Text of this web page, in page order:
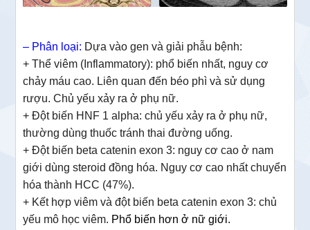
– Phân loại: Dựa vào gen và giải phẫu bệnh:
+ Thể viêm (Inflammatory): phổ biến nhất, nguy cơ
chảy máu cao. Liên quan đến béo phì và sử dụng
rượu. Chủ yếu xảy ra ở phụ nữ.
+ Đột biến HNF 1 alpha: chủ yếu xảy ra ở phụ nữ,
thường dùng thuốc tránh thai đường uống.
+ Đột biến beta catenin exon 3: nguy cơ cao ở nam
giới dùng steroid đồng hóa. Nguy cơ cao nhất chuyển
hóa thành HCC (47%).
+ Kết hợp viêm và đột biến beta catenin exon 3: chủ
yếu mô học viêm. Phổ biến hơn ở nữ giới.